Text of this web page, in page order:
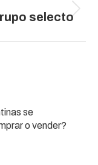
selecto
se
o vender?